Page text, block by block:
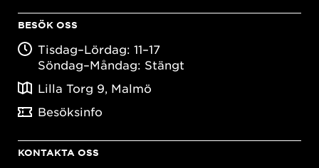
BESÖK OSS
Tisdag–Lördag: 11–17
Söndag–Måndag: Stängt
Lilla Torg 9, Malmö
Besöksinfo
KONTAKTA OSS